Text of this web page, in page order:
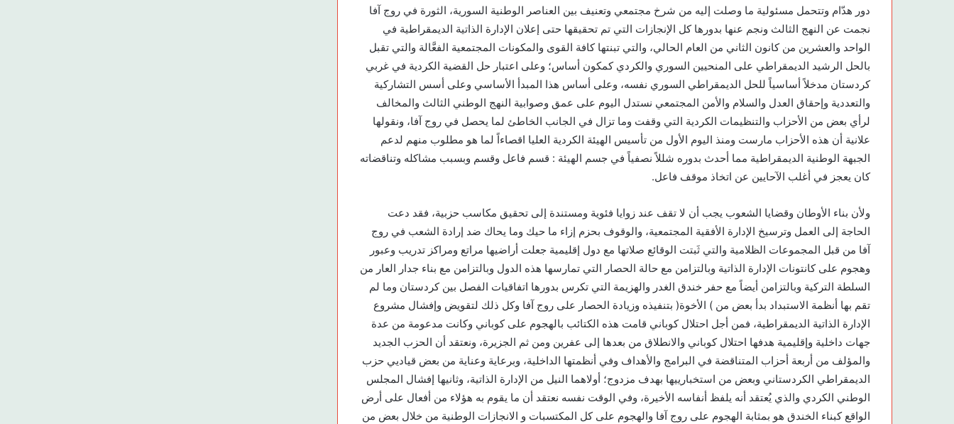
دور هدّام وتتحمل مسئولية ما وصلت إليه من شرخ مجتمعي وتعنيف بين العناصر الوطنية السورية، الثورة في روج آفا
نجمت عن النهج الثالث ونجم عنها بدورها كل الإنجازات التي تم تحقيقها حتى إعلان الإدارة الذاتية الديمقراطية في
الواحد والعشرين من كانون الثاني من العام الحالي، والتي تبنتها كافة القوى والمكونات المجتمعية الفعَّالة والتي تقبل
بالحل الرشيد الديمقراطي على المنحيين السوري والكردي كمكون أساس؛ وعلى اعتبار حل القضية الكردية في غربي
كردستان مدخلاً أساسياً للحل الديمقراطي السوري نفسه، وعلى أساس هذا المبدأ الأساسي وعلى أسس التشاركية
والتعددية وإحقاق العدل والسلام والأمن المجتمعي نستدل اليوم على عمق وصوابية النهج الوطني الثالث والمخالف
لرأي بعض من الأحزاب والتنظيمات الكردية التي وقفت وما تزال في الجانب الخاطئ لما يحصل في روج آفا، ونقولها
علانية أن هذه الأحزاب مارست ومنذ اليوم الأول من تأسيس الهيئة الكردية العليا اقصاءاً لما هو مطلوب منهم لدعم
الجبهة الوطنية الديمقراطية مما أحدث بدوره شللاً نصفياً في جسم الهيئة : قسم فاعل وقسم وبسبب مشاكله وتناقضاته
كان يعجز في أغلب الآحايين عن اتخاذ موقف فاعل.
ولأن بناء الأوطان وقضايا الشعوب يجب أن لا تقف عند زوايا فئوية ومستندة إلى تحقيق مكاسب حزبية، فقد دعت
الحاجة إلى العمل وترسيخ الإدارة الأفقية المجتمعية، والوقوف بحزم إزاء ما حيك وما يحاك ضد إرادة الشعب في روج
آفا من قبل المجموعات الظلامية والتي ثَبتت الوقائع صلاتها مع دول إقليمية جعلت أراضيها مراتع ومراكز تدريب وعبور
وهجوم على كانتونات الإدارة الذاتية وبالتزامن مع حالة الحصار التي تمارسها هذه الدول وبالتزامن مع بناء جدار العار من
السلطة التركية وبالتزامن أيضاً مع حفر خندق الغدر والهزيمة التي تكرس بدورها اتفاقيات الفصل بين كردستان وما لم
تقم بها أنظمة الاستبداد بدأ بعض من ) الأخوة( بتنفيذه وزيادة الحصار على روج آفا وكل ذلك لتقويض وإفشال مشروع
الإدارة الذاتية الديمقراطية، فمن أجل احتلال كوباني قامت هذه الكتائب بالهجوم على كوباني وكانت مدعومة من عدة
جهات داخلية وإقليمية هدفها احتلال كوباني والانطلاق من بعدها إلى عفرين ومن ثم الجزيرة، ونعتقد أن الحزب الجديد
والمؤلف من أربعة أحزاب المتناقضة في البرامج والأهداف وفي أنظمتها الداخلية، وبرعاية وعناية من بعض قياديي حزب
الديمقراطي الكردستاني وبعض من استخبارييها بهدف مزدوج؛ أولاهما النيل من الإدارة الذاتية، وثانيها إفشال المجلس
الوطني الكردي والذي يُعتقد أنه يلفظ أنفاسه الأخيرة، وفي الوقت نفسه نعتقد أن ما يقوم به هؤلاء من أفعال على أرض
الواقع كبناء الخندق هو بمثابة الهجوم على روج آفا والهجوم على كل المكتسبات و الانجازات الوطنية من خلال بعض من